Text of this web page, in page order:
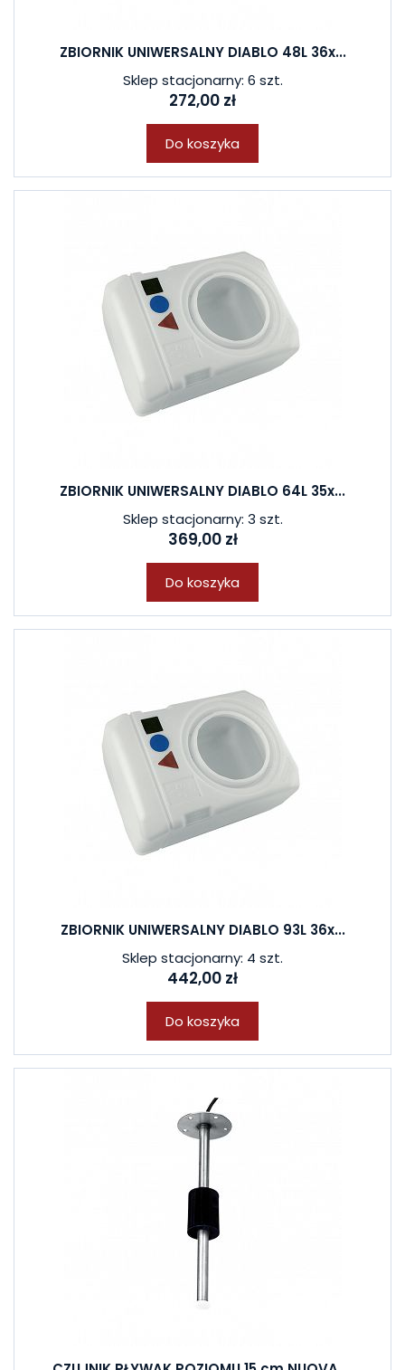
ZBIORNIK UNIWERSALNY DIABLO 48L 36x...
Sklep stacjonarny: 6 szt.
272,00 zł
Do koszyka
ZBIORNIK UNIWERSALNY DIABLO 64L 35x...
Sklep stacjonarny: 3 szt.
369,00 zł
Do koszyka
ZBIORNIK UNIWERSALNY DIABLO 93L 36x...
Sklep stacjonarny: 4 szt.
442,00 zł
Do koszyka